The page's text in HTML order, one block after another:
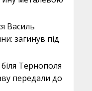
Василь
загинув під
Тернополя
передали до